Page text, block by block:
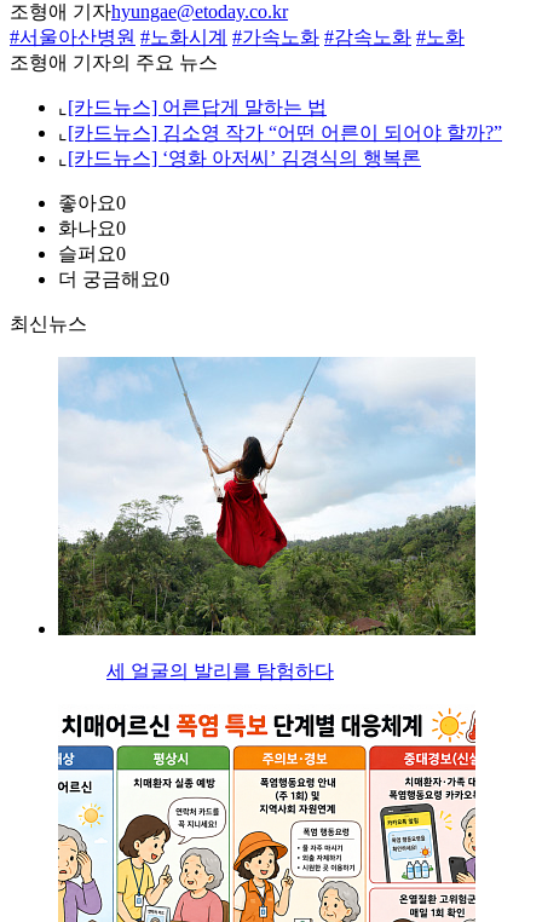
조형애 기자hyungae@etoday.co.kr
#서울아산병원 #노화시계 #가속노화 #감속노화 #노화
조형애 기자의 주요 뉴스
⌞ [카드뉴스] 어른답게 말하는 법
⌞ [카드뉴스] 김소영 작가 “어떤 어른이 되어야 할까?”
⌞ [카드뉴스] ‘영화 아저씨’ 김경식의 행복론
좋아요0
화나요0
슬퍼요0
더 궁금해요0
최신뉴스
세 얼굴의 발리를 탐험하다